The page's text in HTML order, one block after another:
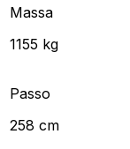
Massa
1155 kg
Passo
258 cm